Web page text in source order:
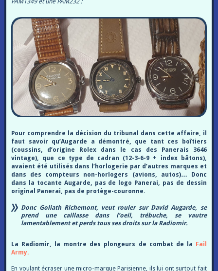
Pour comprendre la décision du tribunal dans cette affaire, il
faut savoir qu’Augarde a démontré, que tant ces boîtiers
(coussins, d’origine Rolex dans le cas des Panerais 3646
vintage), que ce type de cadran (12-3-6-9 + index bâtons),
avaient été utilisés dans l’horlogerie par d’autres marques et
dans des compteurs non-horlogers (avions, autos)…
Donc
dans la tocante Augarde, pas de logo Panerai, pas de dessin
original Panerai, pas de protège-couronne.
Donc Goliath Richemont, veut rouler sur David Augarde, se
prend une caillasse dans l’oeil, trébuche, se vautre
lamentablement et perds tous ses droits sur la Radiomir.
La Radiomir, la montre des plongeurs de combat de la Fail
Army.
En voulant écraser une micro-marque Parisienne, ils lui ont surtout fait